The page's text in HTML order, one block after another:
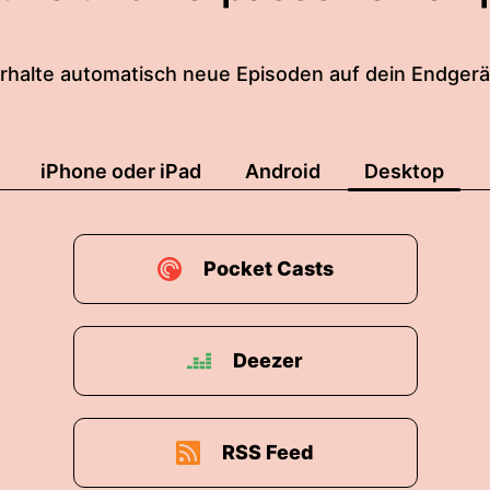
automatisch neue Episoden auf dein
iPhone oder iPad Android Desktop
Pocket Casts
Deezer
RSS Feed